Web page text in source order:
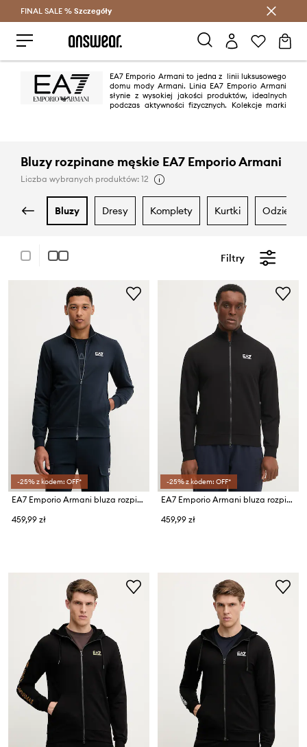
Oszczędzaj z Answear Club >
FINAL SALE % Szczegóły
EA7 Emporio Armani to jedna z linii luksusowego
domu mody Armani. Linia EA7 Emporio Armani
słynie z wysokiej jakości produktów, idealnych
podczas aktywności fizycznych. Kolekcje marki
Bluzy rozpinane męskie EA7 Emporio Armani
Liczba wybranych produktów: 12
bluzy dresy komplety kurtki odzież
Filtry
-25% z kodem: OFF*
EA7 Emporio Armani bluza rozpinana męska z bawełną
459,99 zł
-25% z kodem: OFF*
EA7 Emporio Armani bluza rozpinana męska z bawełną
459,99 zł